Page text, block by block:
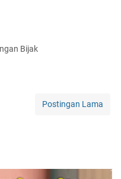
Bijak
Postingan Lama